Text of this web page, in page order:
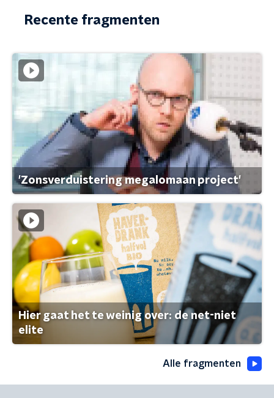
Recente fragmenten
'Zonsverduistering megalomaan project'
Hier gaat het te weinig over: de net-niet
elite
Alle fragmenten